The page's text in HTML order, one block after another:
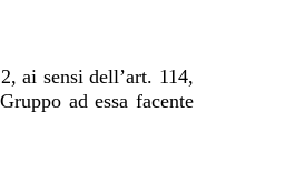
ai sensi dell’art. 114,
ad essa facente